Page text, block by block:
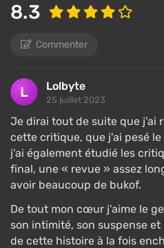
8.3
Commenter
Lolbyte
25 juillet 2023
Je dirai tout de suite que j'ai
cette critique, que j'ai pesé
j'ai également étudié les
final, une « revue » assez
avoir beaucoup de bukof.
De tout mon cœur j'aime le
son intimité, son suspense
de cette histoire à la fois